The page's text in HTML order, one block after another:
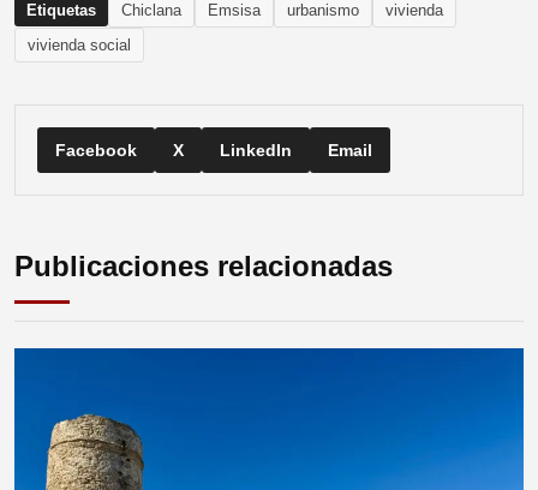
Etiquetas Chiclana Emsisa urbanismo
vivienda
vivienda social
Facebook X LinkedIn Email
Publicaciones relacionadas